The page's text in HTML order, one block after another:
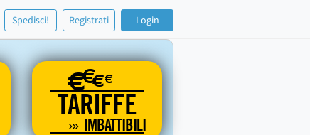
Spedisci! Registrati Login
€€€€
TARIFFE
IMBATTIBILI